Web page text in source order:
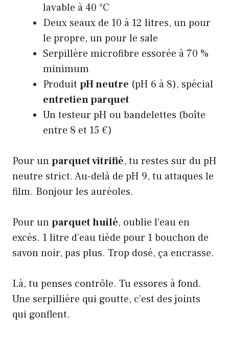
lavable à 40 °C
Deux seaux de 10 à 12 litres, un pour
le propre, un pour le sale
Serpillère microfibre essorée à 70 %
minimum
Produit pH neutre (pH 6 à 8), spécial
entretien parquet
Un testeur pH ou bandelettes (boîte
entre 8 et 15 €)
Pour unparquet vitrifié, tu restes sur du pH
neutre strict. Au-delà de pH 9, tu attaques le
film. Bonjour les auréoles.
Pour unparquet huilé, oublie l’eau en
excès. 1 litre d’eau tiède pour 1 bouchon de
savon noir, pas plus. Trop dosé, ça encrasse.
Là, tu penses contrôle. Tu essores à fond.
Une serpillière qui goutte, c’est des joints
qui gonflent.